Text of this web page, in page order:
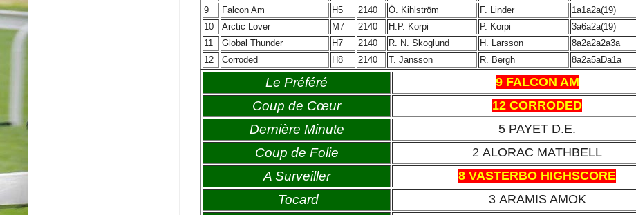
9
Falcon Am H5 2140 Ö. Kihlström F. Linder 1a1a2a(19)
10
Arctic Lover M7 2140 H.P. Korpi P. Korpi 3a6a2a(19)
11
Global Thunder H7 2140 R. N. Skoglund H. Larsson 8a2a2a2a3a
12
Corroded H8 2140 T. Jansson R. Bergh 8a2a5aDa1a
Le Préféré 9 FALCON AM
Coup de Cœur 12 CORRODED
Dernière Minute 5 PAYET D.E.
Coup de Folie 2 ALORAC MATHBELL
A Surveiller 8 VASTERBO HIGHSCORE
Tocard 3 ARAMIS AMOK